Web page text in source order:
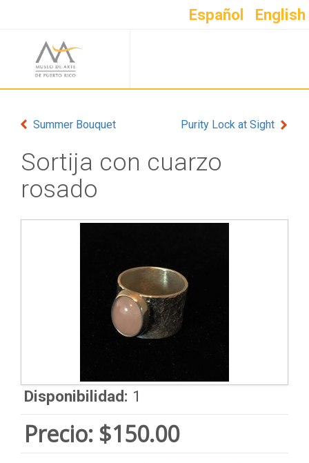
Español English
Summer Bouquet Purity Lock at Sight
Sortija con cuarzo
rosado
Disponibilidad: 1
Precio: $150.00